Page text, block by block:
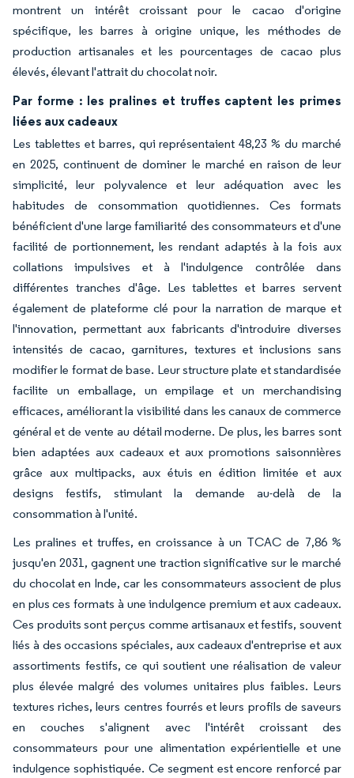
montrent un intérêt croissant pour le cacao d'origine
spécifique, les barres à origine unique, les méthodes de
production artisanales et les pourcentages de cacao plus
élevés, élevant l'attrait du chocolat noir.
Par forme : les pralines et truffes captent les primes
liées aux cadeaux
Les tablettes et barres, qui représentaient 48,23 % du marché
en 2025, continuent de dominer le marché en raison de leur
simplicité, leur polyvalence et leur adéquation avec les
habitudes de consommation quotidiennes. Ces formats
bénéficient d'une large familiarité des consommateurs et d'une
facilité de portionnement, les rendant adaptés à la fois aux
collations impulsives et à l'indulgence contrôlée dans
différentes tranches d'âge. Les tablettes et barres servent
également de plateforme clé pour la narration de marque et
l'innovation, permettant aux fabricants d'introduire diverses
intensités de cacao, garnitures, textures et inclusions sans
modifier le format de base. Leur structure plate et standardisée
facilite un emballage, un empilage et un merchandising
efficaces, améliorant la visibilité dans les canaux de commerce
général et de vente au détail moderne. De plus, les barres sont
bien adaptées aux cadeaux et aux promotions saisonnières
grâce aux multipacks, aux étuis en édition limitée et aux
designs festifs, stimulant la demande au-delà de la
consommation à l'unité.
Les pralines et truffes, en croissance à un TCAC de 7,86 %
jusqu'en 2031, gagnent une traction significative sur le marché
du chocolat en Inde, car les consommateurs associent de plus
en plus ces formats à une indulgence premium et aux cadeaux.
Ces produits sont perçus comme artisanaux et festifs, souvent
liés à des occasions spéciales, aux cadeaux d'entreprise et aux
assortiments festifs, ce qui soutient une réalisation de valeur
plus élevée malgré des volumes unitaires plus faibles. Leurs
textures riches, leurs centres fourrés et leurs profils de saveurs
en couches s'alignent avec l'intérêt croissant des
consommateurs pour une alimentation expérientielle et une
indulgence sophistiquée. Ce segment est encore renforcé par